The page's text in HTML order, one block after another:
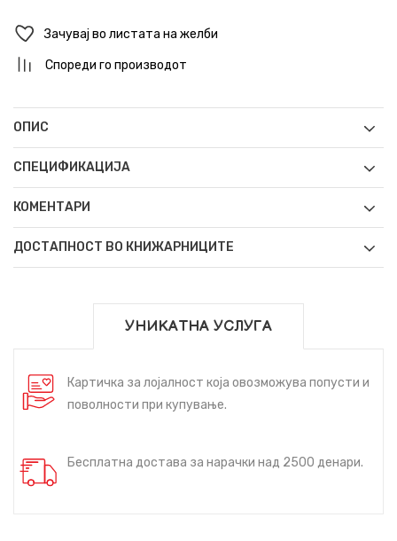
Зачувај во листата на желби
Спореди го производот
ОПИС
СПЕЦИФИКАЦИЈА
КОМЕНТАРИ
ДОСТАПНОСТ ВО КНИЖАРНИЦИТЕ
УНИКАТНА УСЛУГА
Картичка за лојалност која овозможува попусти и
поволности при купување.
Бесплатна достава за нарачки над 2500 денари.